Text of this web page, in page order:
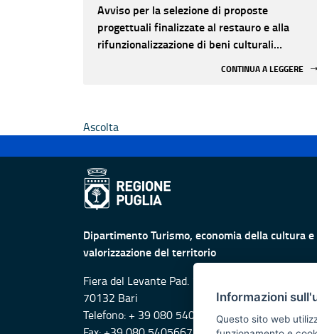
Avviso per la selezione di proposte
progettuali finalizzate al restauro e alla
rifunzionalizzazione di beni culturali
CONTINUA A LEGGERE
Ascolta
Dipartimento Turismo, economia della cultura e
valorizzazione del territorio
Fiera del Levante Pad. 107, Lungomare Starita -
70132 Bari
Telefono: + 39 080 5405615
Informazioni
Questo sito web